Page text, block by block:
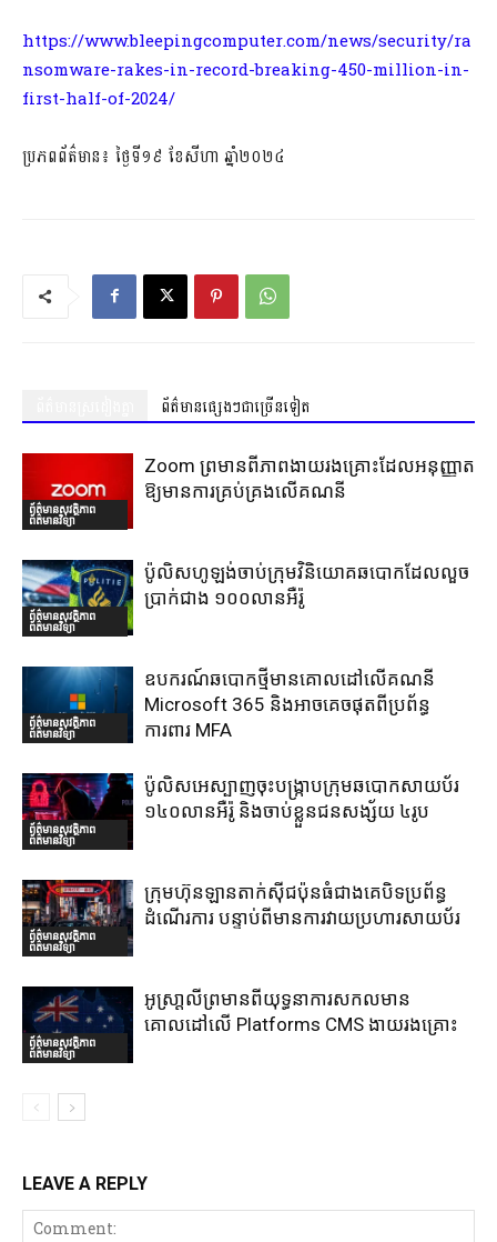
https://www.bleepingcomputer.com/news/security/ra
nsomware-rakes-in-record-breaking-450-million-in-
first-half-of-2024/
ប្រភពព័ត៌មាន៖ ថ្ងៃទី១៩ ខែសីហា ឆ្នាំ២០២៤
ព័ត៌មានផ្សេងៗជាច្រើនទៀត
ព័ត៌មានសុវត្ថិភាព
ព័ត៌មានវិទ្យា
Zoom ព្រមានពីភាពងាយរងគ្រោះដែលអនុញ្ញាត
ឱ្យមានការគ្រប់គ្រងលើគណនី
ព័ត៌មានសុវត្ថិភាព
ព័ត៌មានវិទ្យា
ប៉ូលិសហូឡង់ចាប់ក្រុមវិនិយោគឆបោកដែលលួច
ប្រាក់ជាង ១០០លានអឺរ៉ូ
ព័ត៌មានសុវត្ថិភាព
ព័ត៌មានវិទ្យា
ឧបករណ៍ឆបោកថ្មីមានគោលដៅលើគណនី
Microsoft 365 និងអាចគេចផុតពីប្រព័ន្ធ
ការពារ MFA
ព័ត៌មានសុវត្ថិភាព
ព័ត៌មានវិទ្យា
ប៉ូលិសអេស្បាញចុះបង្រ្កាបក្រុមឆបោកសាយប័រ
១៤០លានអឺរ៉ូ និងចាប់ខ្លួនជនសង្ស័យ ៤រូប
ព័ត៌មានសុវត្ថិភាព
ព័ត៌មានវិទ្យា
ក្រុមហ៊ុនឡានតាក់ស៊ីជប៉ុនធំជាងគេបិទប្រព័ន្ធ
ដំណើរការ បន្ទាប់ពីមានការវាយប្រហារសាយប័រ
ព័ត៌មានសុវត្ថិភាព
ព័ត៌មានវិទ្យា
អូស្រា្តលីព្រមានពីយុទ្ធនាការសកលមាន
គោលដៅលើ Platforms CMS ងាយរងគ្រោះ
LEAVE A REPLY